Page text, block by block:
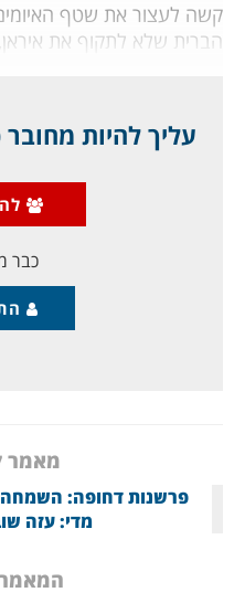
קשה לעצור את שטף
הברית שלא לתקוף את
תתקוף את איראן (שאול
איראן תמשיך בתוכנית שלה
לתת לאיראן מכה, לחזור
להידברות; ועל רקע דיווח
עליך להיות
כבר
מאמר
פרשנות דחופה:
מדי: עזה